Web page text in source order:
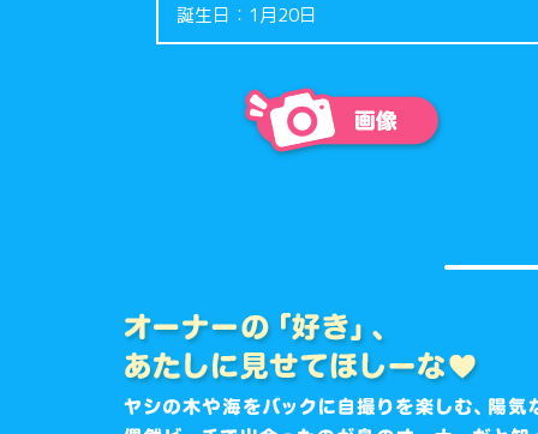
誕生日：1月20日